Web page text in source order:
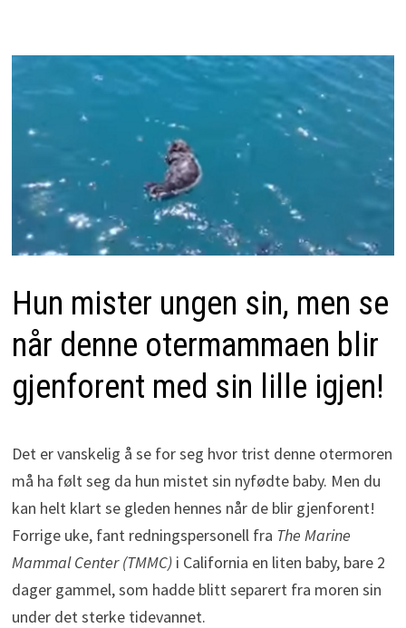
Hun mister ungen sin, men se
når denne otermammaen blir
gjenforent med sin lille igjen!
Det er vanskelig å se for seg hvor trist denne otermoren
må ha følt seg da hun mistet sin nyfødte baby. Men du
kan helt klart se gleden hennes når de blir gjenforent!
Forrige uke, fant redningspersonell fra The Marine
Mammal Center (TMMC)i California en liten baby, bare 2
dager gammel, som hadde blitt separert fra moren sin
under det sterke tidevannet.